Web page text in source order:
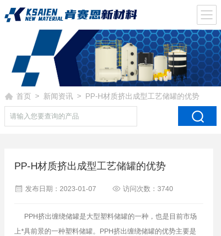
首页 > 新闻资讯> PP-H材质挤出成型工艺储罐的优势
PP-H材质挤出成型工艺储罐的优势
发布日期：2023-01-07 访问次数：3740
PPH挤出缠绕储罐是大型塑料储罐的一种，也是目前市场
上*具前景的一种塑料储罐。PPH挤出缠绕储罐的优势主要是